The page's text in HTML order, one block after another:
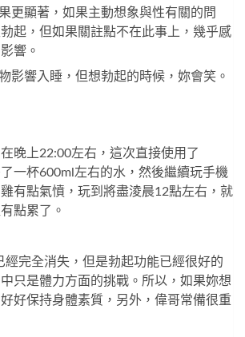
更顯著，如果主動想象與性有關的問
起，但如果關註點不在此事上，幾乎感
響。
影響入睡，但想勃起的時候，妳會笑。
晚上22:00左右，這次直接使用了
一杯600ml左右的水，然後繼續玩手機
有點氣憤，玩到將盡淩晨12點左右，就
點累了。
經完全消失，但是勃起功能已經很好的
只是體力方面的挑戰。所以，如果妳想
好保持身體素質，另外，偉哥常備很重